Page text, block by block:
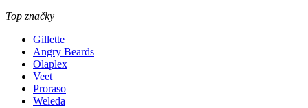
Top značky
Gillette
Angry Beards
Olaplex
Veet
Proraso
Weleda